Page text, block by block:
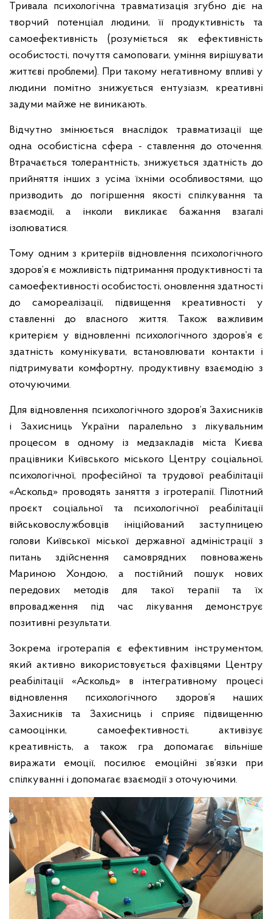
Тривала психологічна травматизація згубно діє на
творчий потенціал людини, її продуктивність та
самоефективність (розуміється як ефективність
особистості, почуття самоповаги, уміння вирішувати
життєві проблеми). При такому негативному впливі у
людини помітно знижується ентузіазм, креативні
задуми майже не виникають.
Відчутно змінюється внаслідок травматизації ще
одна особистісна сфера - ставлення до оточення.
Втрачається толерантність, знижується здатність до
прийняття інших з усіма їхніми особливостями, що
призводить до погіршення якості спілкування та
взаємодії, а інколи викликає бажання взагалі
ізолюватися.
Тому одним з критеріїв відновлення психологічного
здоров’я є можливість підтримання продуктивності та
самоефективності особистості, оновлення здатності
до самореалізації, підвищення креативності у
ставленні до власного життя. Також важливим
критерієм у відновленні психологічного здоров’я є
здатність комунікувати, встановлювати контакти і
підтримувати комфортну, продуктивну взаємодію з
оточуючими.
Для відновлення психологічного здоров’я Захисників
і Захисниць України паралельно з лікувальним
процесом в одному із медзакладів міста Києва
працівники Київського міського Центру соціальної,
психологічної, професійної та трудової реабілітації
«Аскольд» проводять заняття з ігротерапії. Пілотний
проєкт соціальної та психологічної реабілітації
військовослужбовців ініційований заступницею
голови Київської міської державної адміністрації з
питань здійснення самоврядних повноважень
Мариною Хондою, а постійний пошук нових
передових методів для такої терапії та їх
впровадження під час лікування демонструє
позитивні результати.
Зокрема ігротерапія є ефективним інструментом,
який активно використовується фахівцями Центру
реабілітації «Аскольд» в інтегративному процесі
відновлення психологічного здоров’я наших
Захисників та Захисниць і сприяє підвищенню
самооцінки, самоефективності, активізує
креативність, а також гра допомагає вільніше
виражати емоції, посилює емоційні зв’язки при
спілкуванні і допомагає взаємодії з оточуючими.